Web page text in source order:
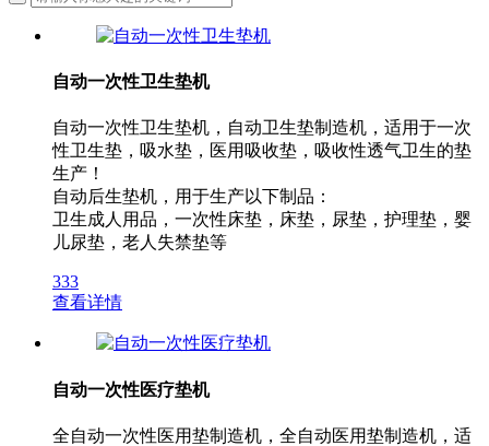
自动一次性卫生垫机
自动一次性卫生垫机，自动卫生垫制造机，适用于一次
性卫生垫，吸水垫，医用吸收垫，吸收性透气卫生的垫
生产！
自动后生垫机，用于生产以下制品：
卫生成人用品，一次性床垫，床垫，尿垫，护理垫，婴
儿尿垫，老人失禁垫等
333
查看详情
自动一次性医疗垫机
全自动一次性医用垫制造机，全自动医用垫制造机，适